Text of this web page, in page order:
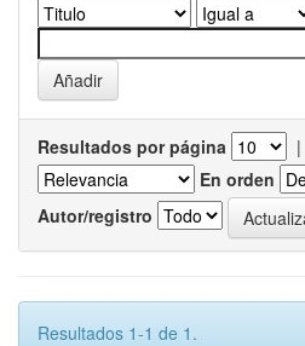
Resultados por página |
En orden
Autor/registro
Resultados 1-1 de 1.